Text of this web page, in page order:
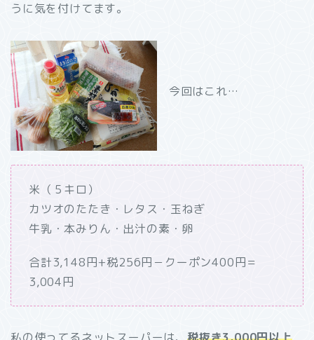
うに気を付けてます。
今回はこれ…
米（５キロ）
カツオのたたき・レタス・玉ねぎ
牛乳・本みりん・出汁の素・卵
合計3,148円+税256円－クーポン400円＝
3,004円